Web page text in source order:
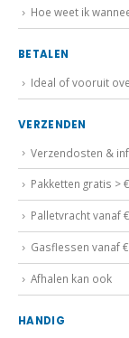
Hoe weet ik
BETALEN
Ideal of vooruit
VERZENDEN
Verzendosten &
Pakketten gratis >
Palletvracht vanaf €
Gasflessen vanaf €
Afhalen kan ook
HANDIG